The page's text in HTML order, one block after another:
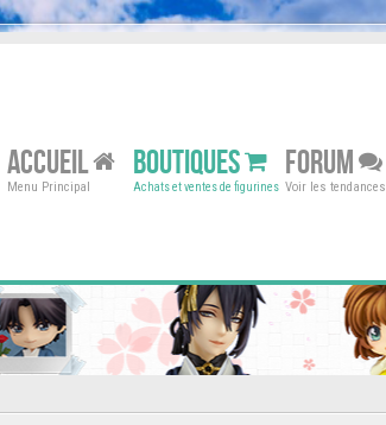
ACCUEIL
Menu Principal
BOUTIQUES
Achats et ventes de figurines
FORUM
Voir les tendances